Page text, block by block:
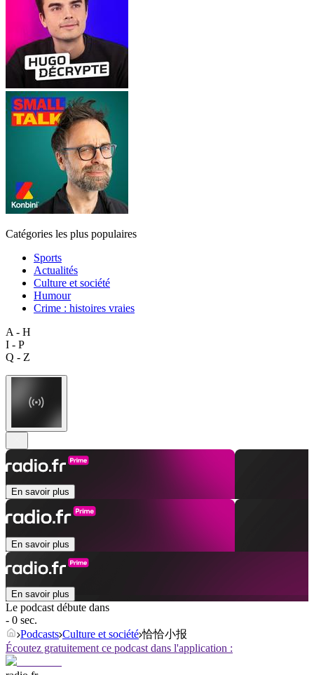
Catégories les plus populaires
Sports
Actualités
Culture et société
Humour
Crime : histoires vraies
A - H
I - P
Q - Z
En savoir plus
En savoir plus
En savoir plus
Le podcast débute dans
- 0 sec.
Podcasts Culture et société 恰恰小报
Écoutez gratuitement ce podcast dans l'application :